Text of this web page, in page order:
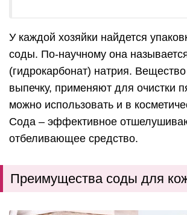
У каждой хозяйки найдется
соды. По-научному она
(гидрокарбонат) натрия.
выпечку, применяют для очистки
можно использовать и в
Сода – эффективное
отбеливающее средство.
Преимущества соды для